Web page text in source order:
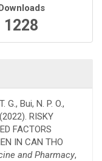
Downloads
1228
G., Bui, N. P. O.,
RISKY
FACTORS
IN CAN THO
and Pharmacy,